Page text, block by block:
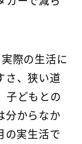
際の生活に
さ、狭い道
子どもとの
分からなか
の実生活で